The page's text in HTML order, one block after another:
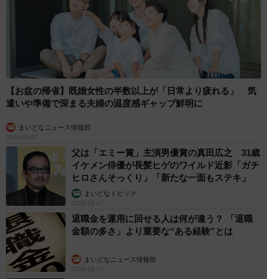
【お盆の帰省】既婚女性の半数以上が「日常より疲れる」 気
遣いや準備で深まる夫婦の温度感ギャップ鮮明に
まいどなニュース情報部
2026.08.07
父は「エミー賞」主演男優賞の真田広之 31歳
イケメン俳優が長髪ヒゲのワイルド近影「ガチ
ヒロさんそっくり」「新たな一面もステキ」
まいどなトピック
2026.08.07
退職金を運用に回せる人は何が違う？ 「退職
金額の多さ」より重要な“ある経験”とは
まいどなニュース情報部
2026.08.07